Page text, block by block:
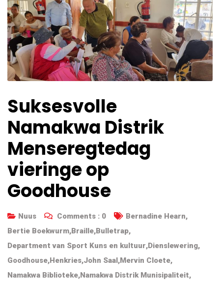
Suksesvolle
Namakwa Distrik
Menseregtedag
vieringe op
Goodhouse
Nuus Comments : 0 Bernadine Hearn,
Bertie Boekwurm,Braille,Bulletrap,
Department van Sport Kuns en kultuur,Dienslewering,
Goodhouse,Henkries,John Saal ,Mervin Cloete,
Namakwa Biblioteke,Namakwa Distrik Munisipaliteit,